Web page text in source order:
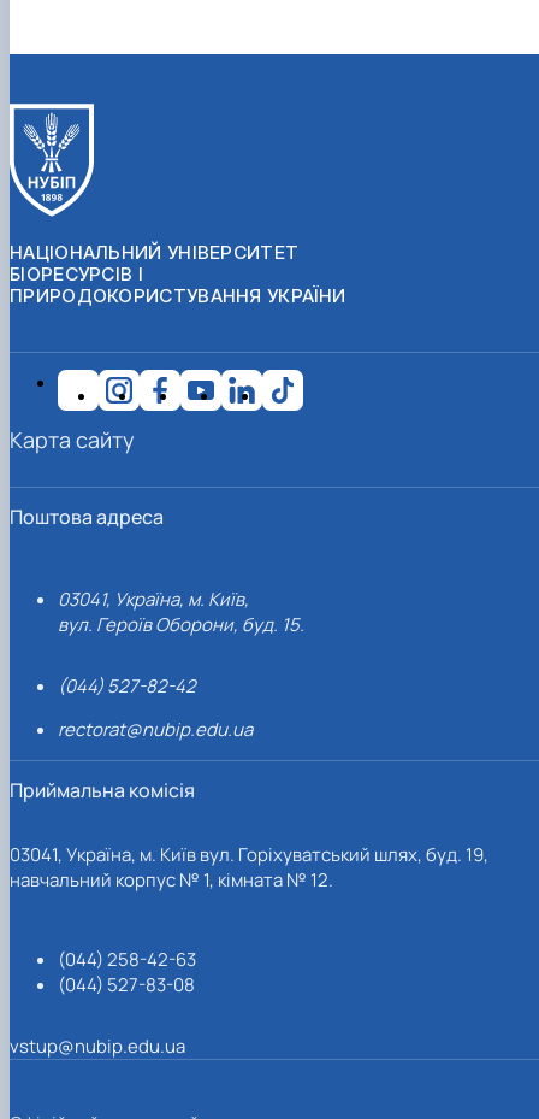
НАЦІОНАЛЬНИЙ УНІВЕРСИТЕТ
БІОРЕСУРСІВ І
ПРИРОДОКОРИСТУВАННЯ УКРАЇНИ
Поштова адреса
03041, Україна, м. Київ,
вул. Героїв Оборони, буд. 15.
(044) 527-82-42
rectorat@nubip.edu.ua
Приймальна комісія
03041, Україна, м. Київ вул. Горіхуватський шлях, буд. 19,
навчальний корпус № 1, кімната № 12.
(044) 258-42-63
(044) 527-83-08
vstup@nubip.edu.ua
Карта сайту